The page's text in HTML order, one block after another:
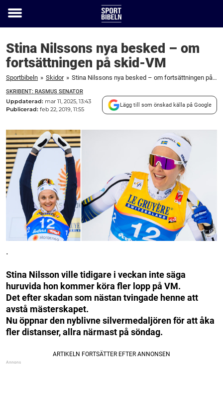
Toggle
Stina Nilssons nya besked – om
fortsättningen på skid-VM
Sportbibeln » Skidor » Stina Nilssons nya besked – om fortsättningen på skid-VM
SKRIBENT: RASMUS SENATOR
Uppdaterad: mar 11, 2025, 13:43
Publicerad: feb 22, 2019, 11:55
Lägg till som önskad källa på Google
.
Stina Nilsson ville tidigare i veckan inte säga
huruvida hon kommer köra fler lopp på VM.
Det efter skadan som nästan tvingade henne att
avstå mästerskapet.
Nu öppnar den nyblivne silvermedaljören för att åka
fler distanser, allra närmast på söndag.